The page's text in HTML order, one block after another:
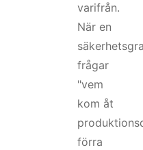
varifrån.
När en
frågar
"vem
kom åt
förra